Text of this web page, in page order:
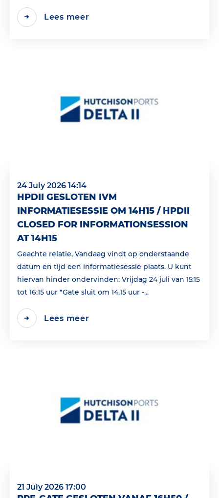
Lees meer
24 July 2026 14:14
HPDII GESLOTEN IVM
INFORMATIESESSIE OM 14H15 / HPDII
CLOSED FOR INFORMATIONSESSION
AT 14H15
Geachte relatie, Vandaag vindt op onderstaande
datum en tijd een informatiesessie plaats. U kunt
hiervan hinder ondervinden: Vrijdag 24 juli van 15:15
tot 16:15 uur *Gate sluit om 14.15 uur -...
Lees meer
21 July 2026 17:00